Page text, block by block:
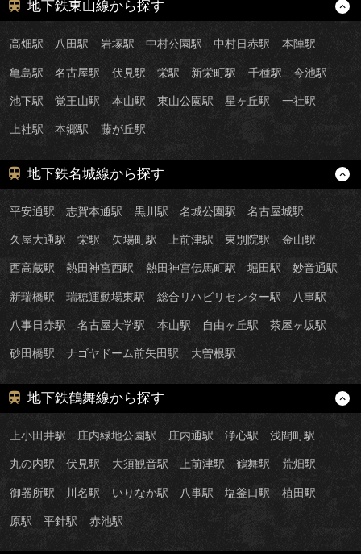
地下鉄東山線から探す
高畑駅 八田駅 岩塚駅 中村公園駅 中村日赤駅 本陣駅
亀島駅 名古屋駅 伏見駅 栄駅 新栄町駅 千種駅 今池駅
池下駅 覚王山駅 本山駅 東山公園駅 星ヶ丘駅 一社駅
上社駅 本郷駅 藤が丘駅
地下鉄名城線から探す
平安通駅 志賀本通駅 黒川駅 名城公園駅 名古屋城駅
久屋大通駅 栄駅 矢場町駅 上前津駅 東別院駅 金山駅
西高蔵駅 熱田神宮西駅 熱田神宮伝馬町駅 堀田駅 妙音通駅
新瑞橋駅 瑞穂運動場東駅 総合リハビリセンター駅 八事駅
八事日赤駅 名古屋大学駅 本山駅 自由ヶ丘駅 茶屋ヶ坂駅
砂田橋駅 ナゴヤドーム前矢田駅 大曽根駅
地下鉄鶴舞線から探す
上小田井駅 庄内緑地公園駅 庄内通駅 浄心駅 浅間町駅
丸の内駅 伏見駅 大須観音駅 上前津駅 鶴舞駅 荒畑駅
御器所駅 川名駅 いりなか駅 八事駅 塩釜口駅 植田駅
原駅 平針駅 赤池駅